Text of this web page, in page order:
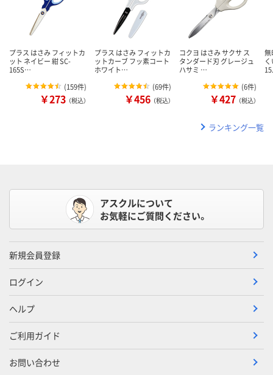
プラス はさみ フィットカ
ット ネイビー 紺 SC-
165S…
(159件)
￥273 （税込）
プラス はさみ フィットカ
ットカーブ フッ素コート
ホワイト…
(69件)
￥456 （税込）
コクヨ はさみ サクサ ス
タンダード刃 グレージュ
ハサミ …
(6件)
￥427 （税込）
無
ランキング一覧
アスクルについて
お気軽にご質問ください。
新規会員登録
ログイン
ヘルプ
ご利用ガイド
お問い合わせ